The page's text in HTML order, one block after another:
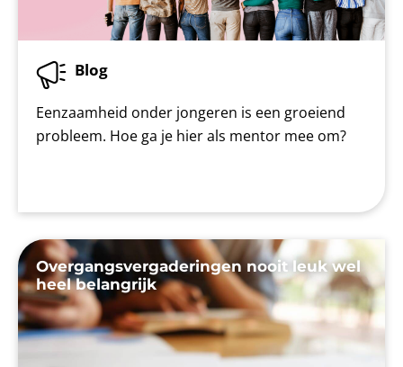
Blog
Eenzaamheid onder jongeren is een groeiend
probleem. Hoe ga je hier als mentor mee om?
Overgangsvergaderingen nooit leuk wel
heel belangrijk